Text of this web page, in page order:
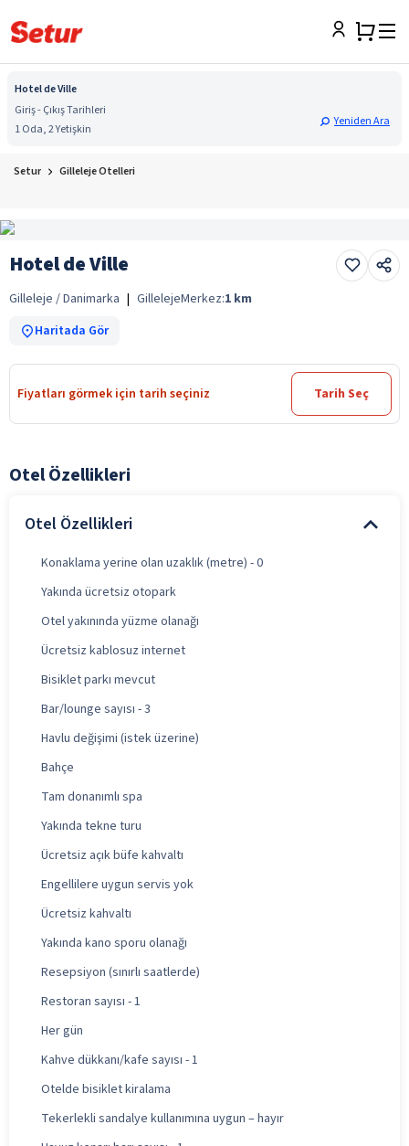
Hotel de Ville
Giriş - Çıkış Tarihleri
1 Oda, 2 Yetişkin
Yeniden Ara
Setur Gilleleje Otelleri
Hotel de Ville
Gilleleje / Danimarka | GillelejeMerkez:1 km
Haritada Gör
Fiyatları görmek için tarih seçiniz Tarih Seç
Otel Özellikleri
Otel Özellikleri
Konaklama yerine olan uzaklık (metre) - 0
Yakında ücretsiz otopark
Otel yakınında yüzme olanağı
Ücretsiz kablosuz internet
Bisiklet parkı mevcut
Bar/lounge sayısı - 3
Havlu değişimi (istek üzerine)
Bahçe
Tam donanımlı spa
Yakında tekne turu
Ücretsiz açık büfe kahvaltı
Engellilere uygun servis yok
Ücretsiz kahvaltı
Yakında kano sporu olanağı
Resepsiyon (sınırlı saatlerde)
Restoran sayısı - 1
Her gün
Kahve dükkanı/kafe sayısı - 1
Otelde bisiklet kiralama
Tekerlekli sandalye kullanımına uygun – hayır